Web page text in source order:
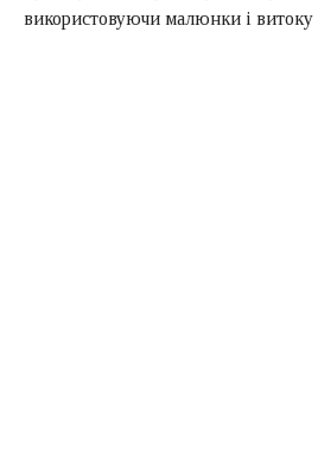
використовуючи малюнки і витоку